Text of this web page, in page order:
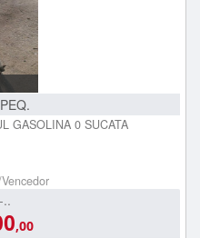
GASOLINA 0 SUCATA
..
,00